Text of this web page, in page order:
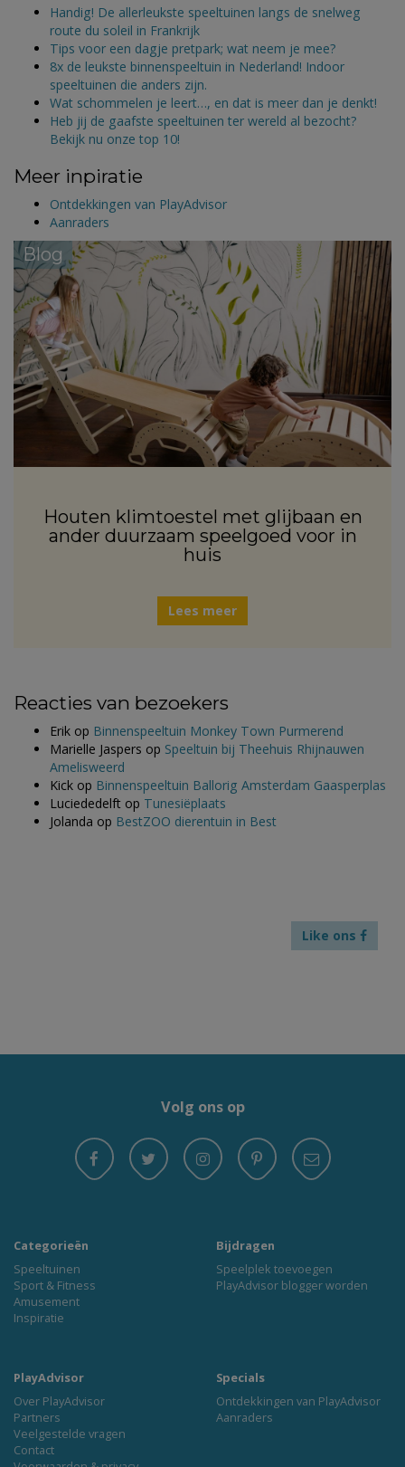
Handig! De allerleukste speeltuinen langs de snelweg
route du soleil in Frankrijk
Tips voor een dagje pretpark; wat neem je mee?
8x de leukste binnenspeeltuin in Nederland! Indoor
speeltuinen die anders zijn.
Wat schommelen je leert…, en dat is meer dan je denkt!
Heb jij de gaafste speeltuinen ter wereld al bezocht?
Bekijk nu onze top 10!
Meer inpiratie
Ontdekkingen van PlayAdvisor
Aanraders
Blog
Houten klimtoestel met glijbaan en
ander duurzaam speelgoed voor in
huis
Lees meer
Reacties van bezoekers
Erik op Binnenspeeltuin Monkey Town Purmerend
Marielle Jaspers op Speeltuin bij Theehuis Rhijnauwen
Amelisweerd
Kick op Binnenspeeltuin Ballorig Amsterdam Gaasperplas
Luciededelft op Tunesiëplaats
Jolanda op BestZOO dierentuin in Best
Like ons
Volg ons op
Categorieën
Speeltuinen
Sport & Fitness
Amusement
Inspiratie
Bijdragen
Speelplek toevoegen
PlayAdvisor blogger worden
PlayAdvisor
Over PlayAdvisor
Partners
Veelgestelde vragen
Contact
Specials
Ontdekkingen van PlayAdvisor
Aanraders